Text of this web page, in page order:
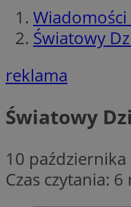
Światowy
reklama
Światowy
10
Czas czytania: 6